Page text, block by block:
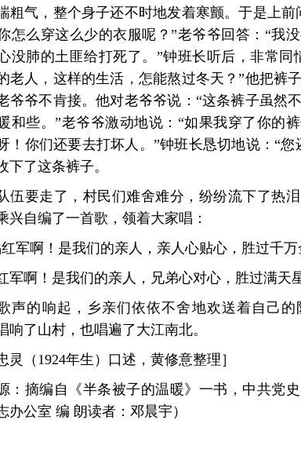
粗气，整个身子还不时地发着寒颤。于是上前
怎么穿这么少的衣服呢？”老爷爷回答：“我
没肺的土匪给打死了。”钟班长听后，非常同
老人，这样的生活，怎能熬过冬天？”他把裤
爷爷不肯接。他对老爷爷说：“这条裤子虽然
和些。”老爷爷激动地说：“如果我穿了你的
！你们还要去打坏人。”钟班长恳切地说：“您
下了这条裤子。
伍要走了，村民们难舍难分，纷纷流下了热
兴自编了一首歌，领着大家唱：
军啊！是我们的亲人，亲人心贴心，胜过千万
军啊！是我们的亲人，兄弟心对心，胜过满
声的响起，乡亲们依依不舍地欢送着自己
响了山村，也唱遍了大江南北。
灵（1924年生）口述，黄修意整理］
源：摘编自《半条被子的温暖》一书，中共党
办公室 编 朗读者：邓晨宇）